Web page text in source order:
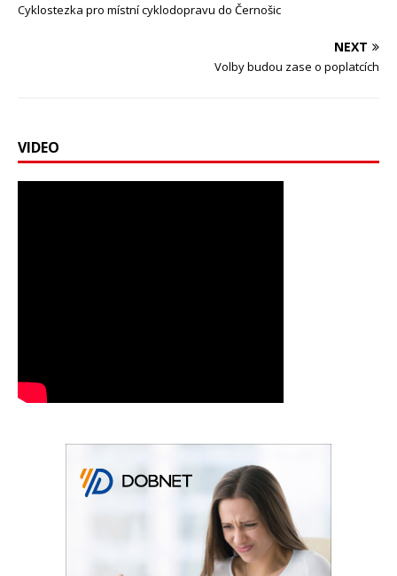
Cyklostezka pro místní cyklodopravu do Černošic
NEXT
Volby budou zase o poplatcích
VIDEO